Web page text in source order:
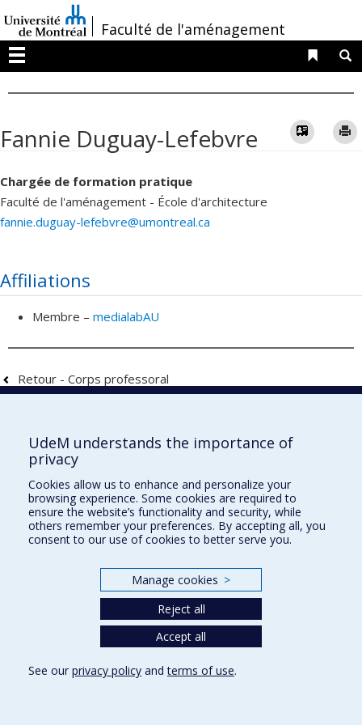
au
contenu
/Faculté de l'aménagement
Menu
Liens
Fannie Duguay-Lefebvre Vcard
Chargée de formation pratique
Faculté de l'aménagement - École d'architecture
fannie.duguay-lefebvre@umontreal.ca
Affiliations
Membre – medialabAU
Retour - Corps professoral
Faculté de l'aménagement
École d'architecture
École de design
UdeM understands the importance of
privacy
Cookies allow us to enhance and personalize your
browsing experience. Some cookies are required to
ensure the website’s functionality and security, while
others remember your preferences. By accepting all, you
consent to our use of cookies to better serve you.
Manage cookies >
Reject all
Accept all
See our privacy policy andterms of use.